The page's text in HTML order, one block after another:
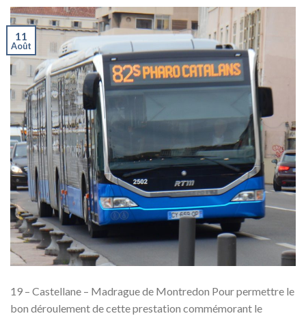
11
Août
19 – Castellane – Madrague de Montredon Pour permettre le
bon déroulement de cette prestation commémorant le